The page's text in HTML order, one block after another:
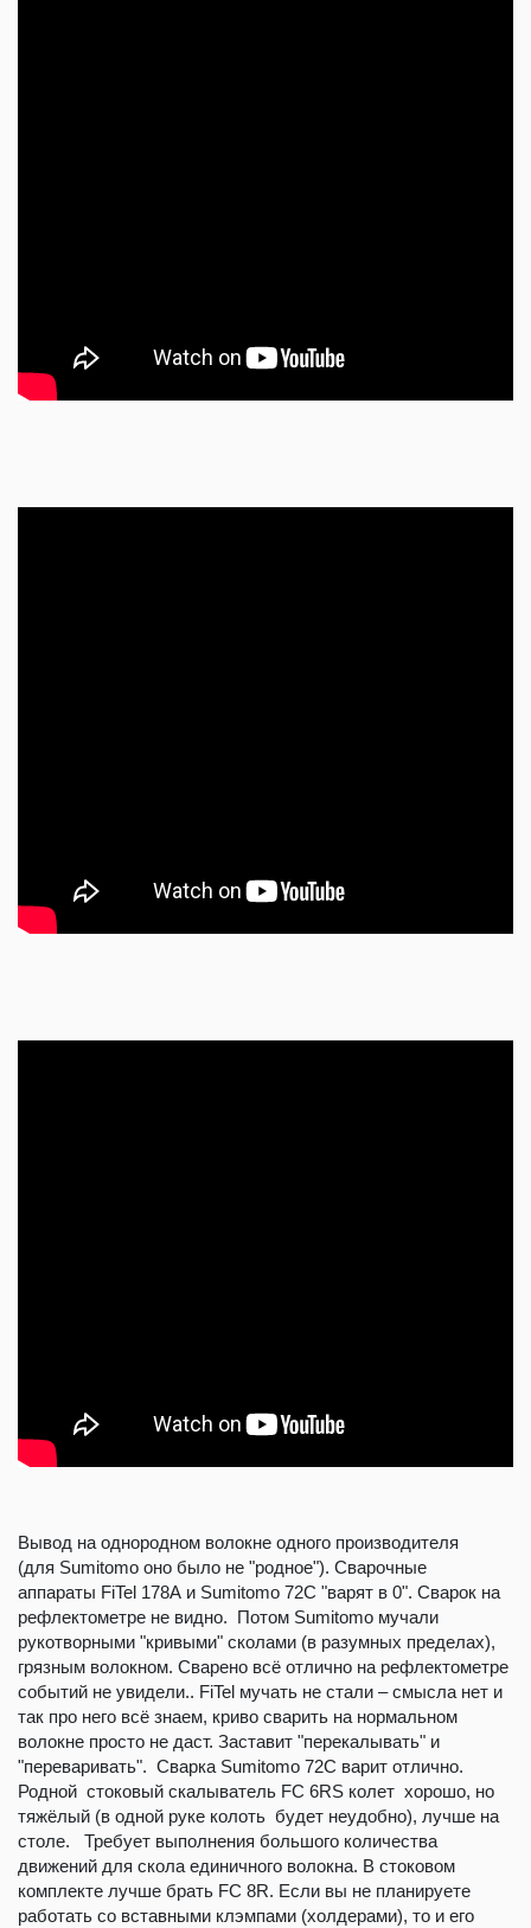
Вывод на однородном волокне одного производителя
(для Sumitomo оно было не "родное"). Сварочные
аппараты FiTel 178A и Sumitomo 72C "варят в 0". Сварок на
рефлектометре не видно. Потом Sumitomo мучали
рукотворными "кривыми" сколами (в разумных пределах),
грязным волокном. Сварено всё отлично на рефлектометре
событий не увидели.. FiTel мучать не стали – смысла нет и
так про него всё знаем, криво сварить на нормальном
волокне просто не даст. Заставит "перекалывать" и
"переваривать". Сварка Sumitomo 72C варит отлично.
Родной стоковый скалыватель FC 6RS колет хорошо, но
тяжёлый (в одной руке колоть будет неудобно), лучше на
столе. Требует выполнения большого количества
движений для скола единичного волокна. В стоковом
комплекте лучше брать FC 8R. Если вы не планируете
работать со вставными клэмпами (холдерами), то и его